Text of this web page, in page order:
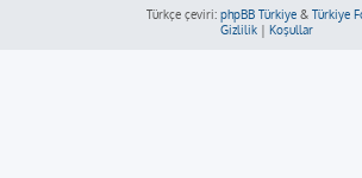
Türkçe çeviri: phpBB Türkiye& Türkiye
Gizlilik | Koşullar